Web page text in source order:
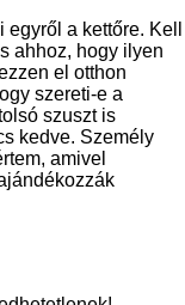
a kettőre. Kell
ahhoz, hogy ilyen
el otthon
szereti-e a
szuszt is
kedve. Személy
amivel